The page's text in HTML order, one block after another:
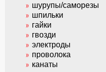
шурупы/саморезы
шпильки
гайки
гвозди
электроды
проволока
канаты